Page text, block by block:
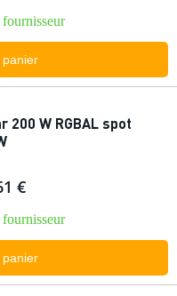
200 W RGBAL spot
€